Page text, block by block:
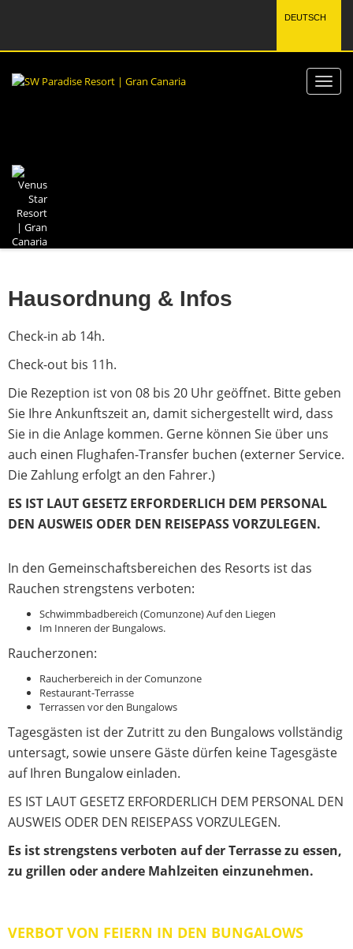
DEUTSCH
Hausordnung & Infos
Check-in ab 14h.
Check-out bis 11h.
Die Rezeption ist von 08 bis 20 Uhr geöffnet. Bitte geben
Sie Ihre Ankunftszeit an, damit sichergestellt wird, dass
Sie in die Anlage kommen. Gerne können Sie über uns
auch einen Flughafen-Transfer buchen (externer Service.
Die Zahlung erfolgt an den Fahrer.)
ES IST LAUT GESETZ ERFORDERLICH DEM PERSONAL
DEN AUSWEIS ODER DEN REISEPASS VORZULEGEN.
In den Gemeinschaftsbereichen des Resorts ist das
Rauchen strengstens verboten:
Schwimmbadbereich (Comunzone) Auf den Liegen
Im Inneren der Bungalows.
Raucherzonen:
Raucherbereich in der Comunzone
Restaurant-Terrasse
Terrassen vor den Bungalows
Tagesgästen ist der Zutritt zu den Bungalows vollständig
untersagt, sowie unsere Gäste dürfen keine Tagesgäste
auf Ihren Bungalow einladen.
ES IST LAUT GESETZ ERFORDERLICH DEM PERSONAL DEN
AUSWEIS ODER DEN REISEPASS VORZULEGEN.
Es ist strengstens verboten auf der Terrasse zu essen,
zu grillen oder andere Mahlzeiten einzunehmen.
VERBOT VON FEIERN IN DEN BUNGALOWS